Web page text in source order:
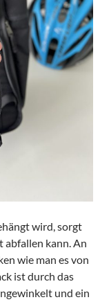
wird, sorgt
abfallen kann. An
wie man es von
ist durch das
und ein